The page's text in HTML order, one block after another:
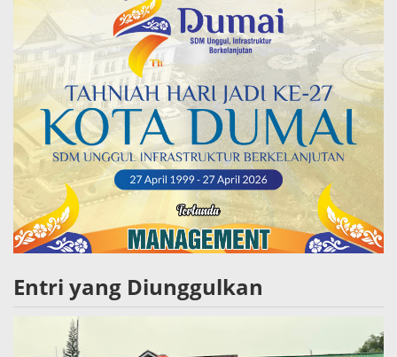
Entri yang Diunggulkan